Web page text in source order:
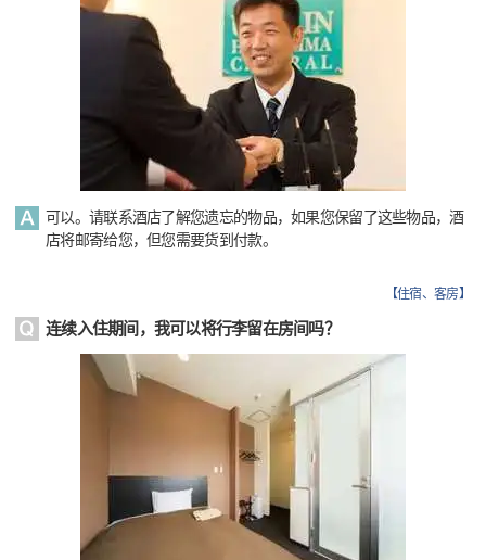
可以。请联系酒店了解您遗忘的物品，如果您保留了这些物品，酒
店将邮寄给您，但您需要货到付款。
【住宿、客房】
连续入住期间，我可以将行李留在房间吗？